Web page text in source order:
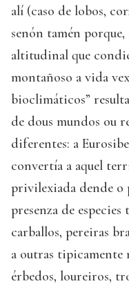
alí (caso de lobos,
senón tamén
altitudinal que
montañoso a vida
bioclimáticos”
de dous mundos ou
diferentes: a
convertía a aquel
privilexiada dende o
presenza de
carballos, pereiras
a outras tipicamente
érbedos, loureiros,